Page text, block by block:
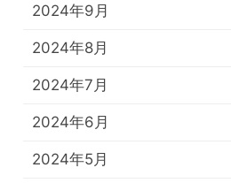
2024年9月
2024年8月
2024年7月
2024年6月
2024年5月